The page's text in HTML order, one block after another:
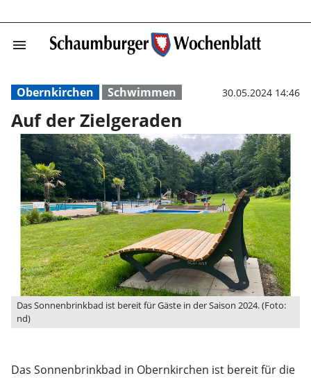
menu Auf der
Obernkirchen Schwimmen 30.05.2024 14:46
Auf der Zielgeraden
Das Sonnenbrinkbad ist bereit für Gäste in der Saison 2024. (Foto:
nd)
Das Sonnenbrinkbad in Obernkirchen ist bereit für die